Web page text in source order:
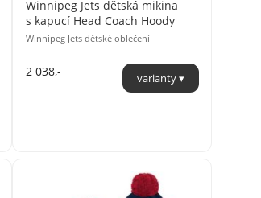
Winnipeg Jets dětská mikina
s kapucí Head Coach Hoody
Winnipeg Jets dětské oblečení
2 038,-